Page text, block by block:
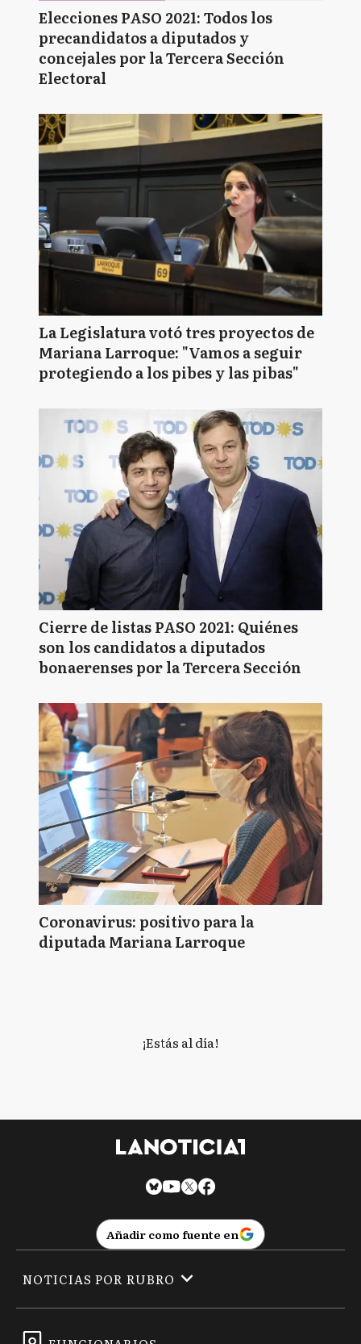
Elecciones PASO 2021: Todos los
precandidatos a diputados y
concejales por la Tercera Sección
Electoral
La Legislatura votó tres proyectos de
Mariana Larroque: "Vamos a seguir
protegiendo a los pibes y las pibas"
Cierre de listas PASO 2021: Quiénes
son los candidatos a diputados
bonaerenses por la Tercera Sección
Coronavirus: positivo para la
diputada Mariana Larroque
¡Estás al día!
Añadir como fuente en
NOTICIAS POR RUBRO